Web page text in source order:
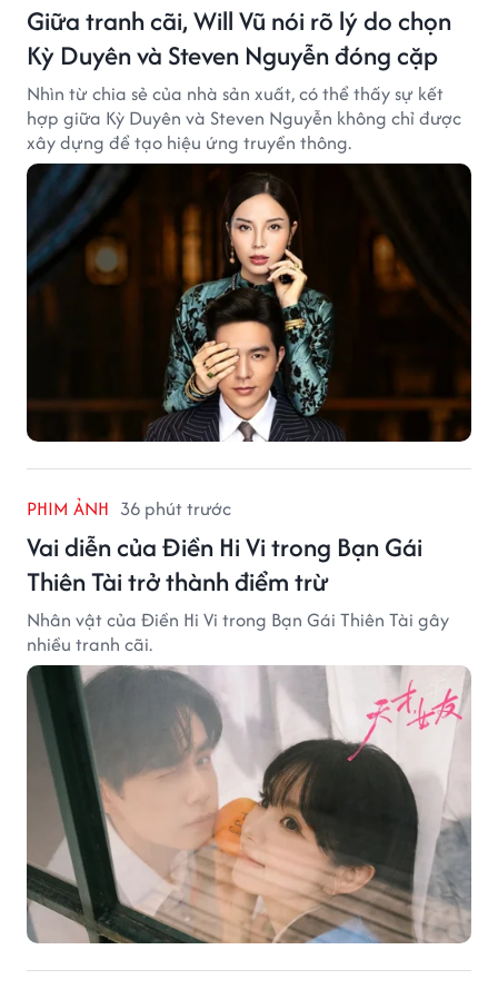
Giữa tranh cãi, Will Vũ nói rõ lý do chọn
Kỳ Duyên và Steven Nguyễn đóng cặp
Nhìn từ chia sẻ của nhà sản xuất, có thể thấy sự kết
hợp giữa Kỳ Duyên và Steven Nguyễn không chỉ được
xây dựng để tạo hiệu ứng truyền thông.
PHIM ẢNH 36 phút trước
Vai diễn của Điền Hi Vi trong Bạn Gái
Thiên Tài trở thành điểm trừ
Nhân vật của Điền Hi Vi trong Bạn Gái Thiên Tài gây
nhiều tranh cãi.